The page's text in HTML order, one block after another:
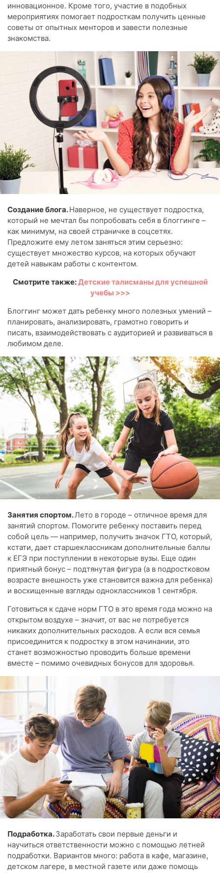
инновационное. Кроме того, участие в подобных
мероприятиях помогает подросткам получить ценные
советы от опытных менторов и завести полезные
знакомства.
Создание блога.Наверное, не существует подростка,
который не мечтал бы попробовать себя в блоггинге –
как минимум, на своей страничке в соцсетях.
Предложите ему летом заняться этим серьезно:
существует множество курсов, на которых обучают
детей навыкам работы с контентом.
Смотрите также:Детские талисманы для успешной
учебы >>>
Блоггинг может дать ребенку много полезных умений –
планировать, анализировать, грамотно говорить и
писать, взаимодействовать с аудиторией и развиваться в
любимом деле.
Занятия спортом.Лето в городе – отличное время для
занятий спортом. Помогите ребенку поставить перед
собой цель — например, получить значок ГТО, который,
кстати, дает старшеклассникам дополнительные баллы
к ЕГЭ при поступлении в некоторые вузы. Еще один
приятный бонус – подтянутая фигура (а в подростковом
возрасте внешность уже становится важна для ребенка)
и восхищенные взгляды одноклассников 1 сентября.
Готовиться к сдаче норм ГТО в это время года можно на
открытом воздухе – значит, от вас не потребуется
никаких дополнительных расходов. А если вся семья
присоединится к подростку в этом начинании, это
станет возможностью проводить больше времени
вместе – помимо очевидных бонусов для здоровья.
Подработка.Заработать свои первые деньги и
научиться ответственности можно с помощью летней
подработки. Вариантов много: работа в кафе, магазине,
детском лагере, в местной газете или даже помощь